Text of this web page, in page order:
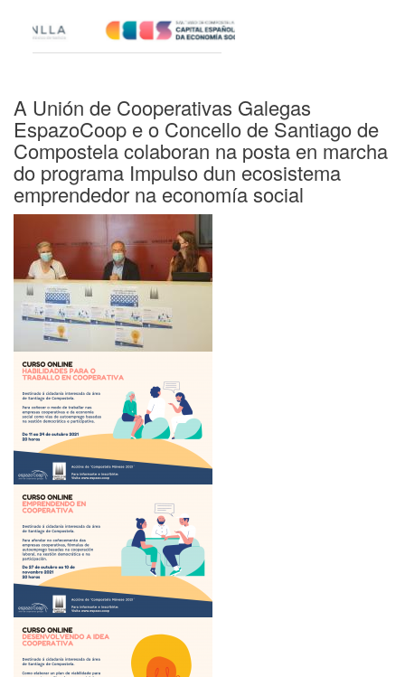
A Unión de Cooperativas Galegas
EspazoCoop e o Concello de Santiago de
Compostela colaboran na posta en marcha
do programa Impulso dun ecosistema
emprendedor na economía social